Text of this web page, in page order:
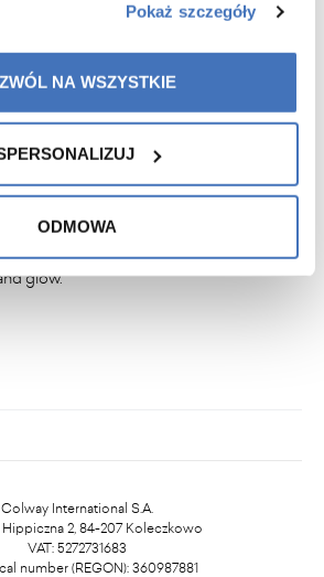
Pokaż szczegóły
NA WSZYSTKIE
ODMOWA
is the time when your skin most
the skin’s optimum regeneration,
hydration. The innovative
from the first use and its regular
improvement in the condition of
firms the skin and makes it elastic,
of complexion and restores the
glow.
Colway International S.A.
Hippiczna 2, 84-207 Koleczkowo
VAT: 5272731683
number (REGON): 360987881